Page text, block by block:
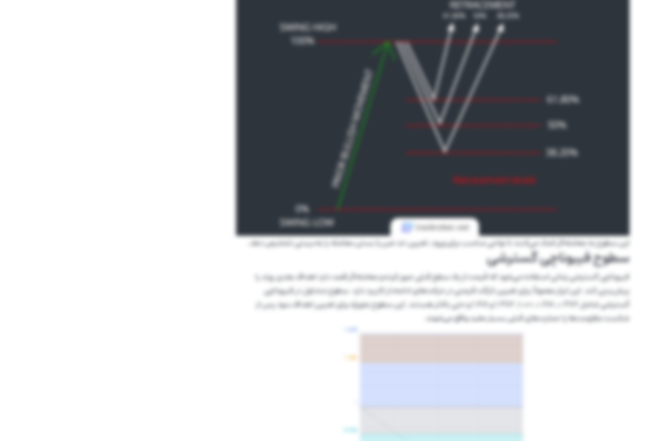
این سطوح به معامله‌گر کمک می‌کنند تا نواحی مناسب برای ورود، تعیین حد ضرر یا بستن معامله را به‌درستی تشخیص دهد.
سطوح فیبوناچی گسترشی
فیبوناچی گسترشی زمانی استفاده می‌شود که قیمت از یک سطح قبلی عبور کرده و معامله‌گر قصد دارد اهداف بعدی روند را
پیش‌بینی کند. این ابزار معمولاً برای تعیین تارگت قیمتی در حرکت‌های ادامه‌دار کاربرد دارد. سطوح متداول در فیبوناچی
گسترشی شامل 0.382, 0.618, 1.000, 1.382 و 1.618 و حتی بالاتر هستند. این سطوح به‌ویژه برای تعیین اهداف سود پس از
شکست مقاومت‌ها یا حمایت‌های قبلی بسیار مفید واقع می‌شوند.